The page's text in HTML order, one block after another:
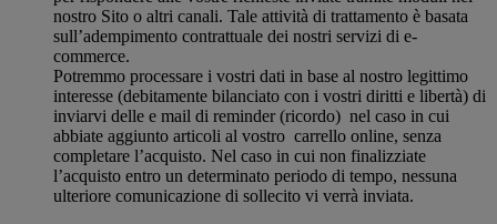
nostro Sito o altri canali. Tale attività di trattamento è basata
sull’adempimento contrattuale dei nostri servizi di e-
commerce.
Potremmo processare i vostri dati in base al nostro legittimo
interesse (debitamente bilanciato con i vostri diritti e libertà) di
inviarvi delle e mail di reminder (ricordo) nel caso in cui
abbiate aggiunto articoli al vostro carrello online, senza
completare l’acquisto. Nel caso in cui non finalizziate
l’acquisto entro un determinato periodo di tempo, nessuna
ulteriore comunicazione di sollecito vi verrà inviata.